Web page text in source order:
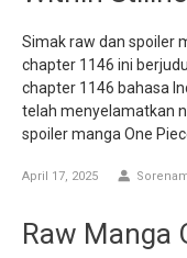
Simak raw dan spoiler
chapter 1146 ini
chapter 1146 bahasa
telah menyelamatkan
spoiler manga One
April 17, 2025
Raw Manga